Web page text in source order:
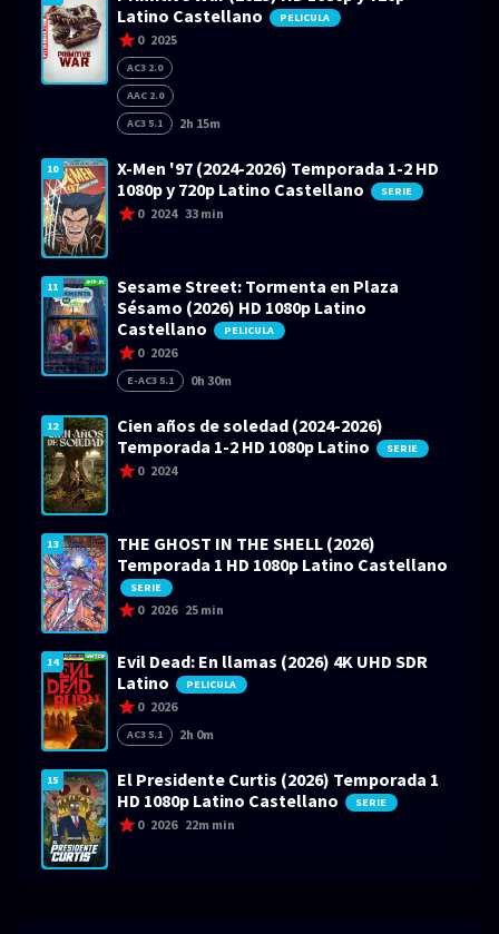
Latino Castellano
PELICULA
0 2025
AC3 2.0
AAC 2.0
AC3 5.1
2h 15m
10
X-Men '97 (2024-2026) Temporada 1-2 HD
1080p y 720p Latino Castellano
SERIE
0 2024 33 min
11
Sesame Street: Tormenta en Plaza
Sésamo (2026) HD 1080p Latino
Castellano
PELICULA
0 2026
E-AC3 5.1 0h 30m
12
Cien años de soledad (2024-2026)
Temporada 1-2 HD 1080p Latino
SERIE
0 2024
13
THE GHOST IN THE SHELL (2026)
Temporada 1 HD 1080p Latino Castellano
SERIE
0 2026 25 min
14
Evil Dead: En llamas (2026) 4K UHD SDR
Latino
PELICULA
0 2026
AC3 5.1 2h 0m
15
El Presidente Curtis (2026) Temporada 1
HD 1080p Latino Castellano
SERIE
0 2026 22m min